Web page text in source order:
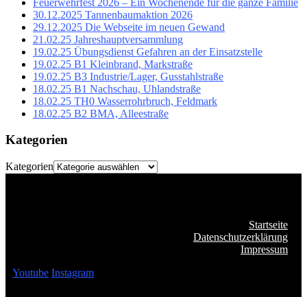
30.12.2025 Tannenbaumaktion 2026
29.12.2025 Die Webseite im neuen Gewand
21.02.25 Jahreshauptversammlung
19.02.25 Übungsdienst Gefahren an der Einsatzstelle
19.02.25 B1 Kleinbrand, Markstraße
19.02.25 B3 Industrie/Lager, Gusstahlstraße
18.02.25 B1 Nachschau, Uhlandstraße
18.02.25 TH0 Wasserrohrbruch, Feldmark
18.02.25 B2 BMA, Alleestraße
Kategorien
Kategorien
Startseite
Datenschutzerklärung
Impressum
Youtube Instagram